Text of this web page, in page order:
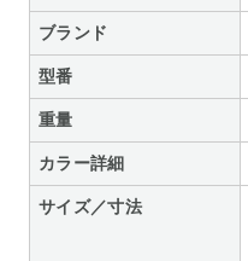
ブランド
型番
重量
カラー詳細
サイズ／寸法